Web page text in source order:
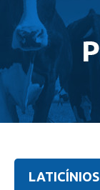
LATICÍNIOS